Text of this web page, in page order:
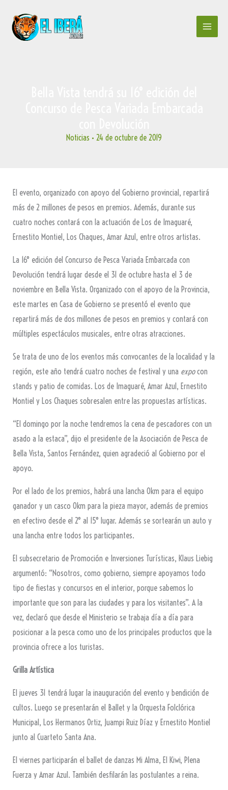
contenido
Noticias • 24 de octubre de 2019
El evento, organizado con apoyo del Gobierno provincial, repartirá
más de 2 millones de pesos en premios. Además, durante sus
cuatro noches contará con la actuación de Los de Imaguaré,
Ernestito Montiel, Los Chaques, Amar Azul, entre otros artistas.
La 16° edición del Concurso de Pesca Variada Embarcada con
Devolución tendrá lugar desde el 31 de octubre hasta el 3 de
noviembre en Bella Vista. Organizado con el apoyo de la Provincia,
este martes en Casa de Gobierno se presentó el evento que
repartirá más de dos millones de pesos en premios y contará con
múltiples espectáculos musicales, entre otras atracciones.
Se trata de uno de los eventos más convocantes de la localidad y la
región, este año tendrá cuatro noches de festival y una expocon
stands y patio de comidas. Los de Imaguaré, Amar Azul, Ernestito
Montiel y Los Chaques sobresalen entre las propuestas artísticas.
“El domingo por la noche tendremos la cena de pescadores con un
asado a la estaca”, dijo el presidente de la Asociación de Pesca de
Bella Vista, Santos Fernández, quien agradeció al Gobierno por el
apoyo.
Por el lado de los premios, habrá una lancha 0km para el equipo
ganador y un casco 0km para la pieza mayor, además de premios
en efectivo desde el 2° al 15° lugar. Además se sortearán un auto y
una lancha entre todos los participantes.
El subsecretario de Promoción e Inversiones Turísticas, Klaus Liebig
argumentó: “Nosotros, como gobierno, siempre apoyamos todo
tipo de fiestas y concursos en el interior, porque sabemos lo
importante que son para las ciudades y para los visitantes”. A la
vez, declaró que desde el Ministerio se trabaja día a día para
posicionar a la pesca como uno de los principales productos que la
provincia ofrece a los turistas.
Grilla Artística
El jueves 31 tendrá lugar la inauguración del evento y bendición de
cultos. Luego se presentarán el Ballet y la Orquesta Folclórica
Municipal, Los Hermanos Ortiz, Juampi Ruiz Díaz y Ernestito Montiel
junto al Cuarteto Santa Ana.
El viernes participarán el ballet de danzas Mi Alma, El Kiwi, Plena
Fuerza y Amar Azul. También desfilarán las postulantes a reina.